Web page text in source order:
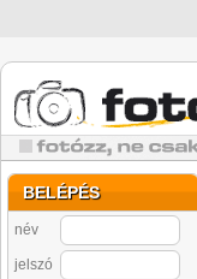
BELÉPÉS
név
jelszó